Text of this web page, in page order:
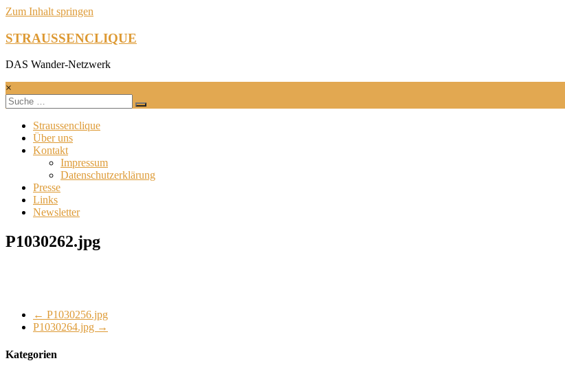
Zum Inhalt springen
STRAUSSENCLIQUE
DAS Wander-Netzwerk
×
Straussenclique
Über uns
Kontakt
Impressum
Datenschutzerklärung
Presse
Links
Newsletter
P1030262.jpg
← P1030256.jpg
P1030264.jpg →
Kategorien